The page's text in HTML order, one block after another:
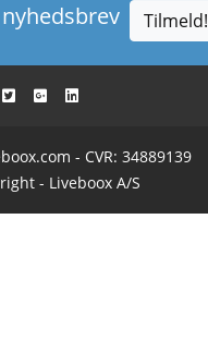
Tilmeld!
- CVR: 34889139
- Liveboox A/S